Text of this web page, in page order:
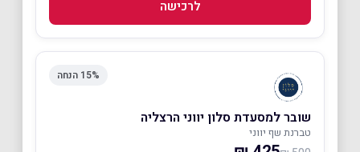
לרכישה
15% הנחה
שובר למסעדת סלון יווני הרצליה
טברנת שף יווני